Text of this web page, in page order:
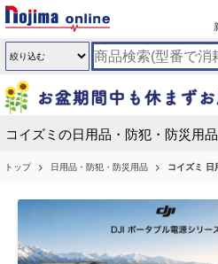
コイズミの日用品・防犯・防災用
トップ 日用品・防犯・防災用品 コイズミ 日